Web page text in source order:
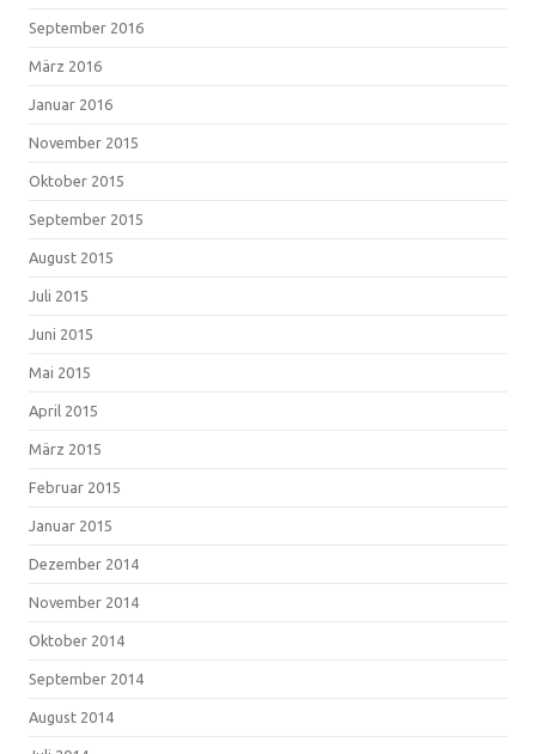
September 2016
März 2016
Januar 2016
November 2015
Oktober 2015
September 2015
August 2015
Juli 2015
Juni 2015
Mai 2015
April 2015
März 2015
Februar 2015
Januar 2015
Dezember 2014
November 2014
Oktober 2014
September 2014
August 2014